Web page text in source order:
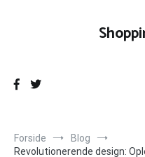
Forside
Blog
Revolutionerende design: